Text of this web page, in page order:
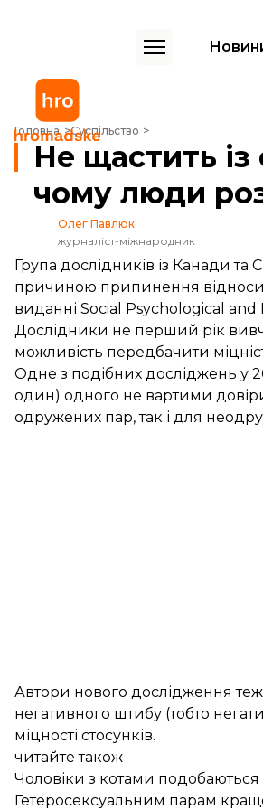
Головна Суспільство
Не щастить із особистим життям? Ось
Не щастить
чому люди
Олег Павлюк
журналіст-міжнародник
Група дослідників із Канади
причиною припинення
виданні Social Psychological and
Дослідники не перший рік
можливість передбачити
Одне з подібних досліджень у
один) одного не вартими
одружених пар, так і для
Автори нового дослідження
негативного штибу (тобто
міцності стосунків.
читайте також
Чоловіки з котами
Гетеросексуальним парам